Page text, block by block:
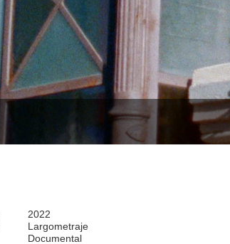
2022
Largometraje
Documental